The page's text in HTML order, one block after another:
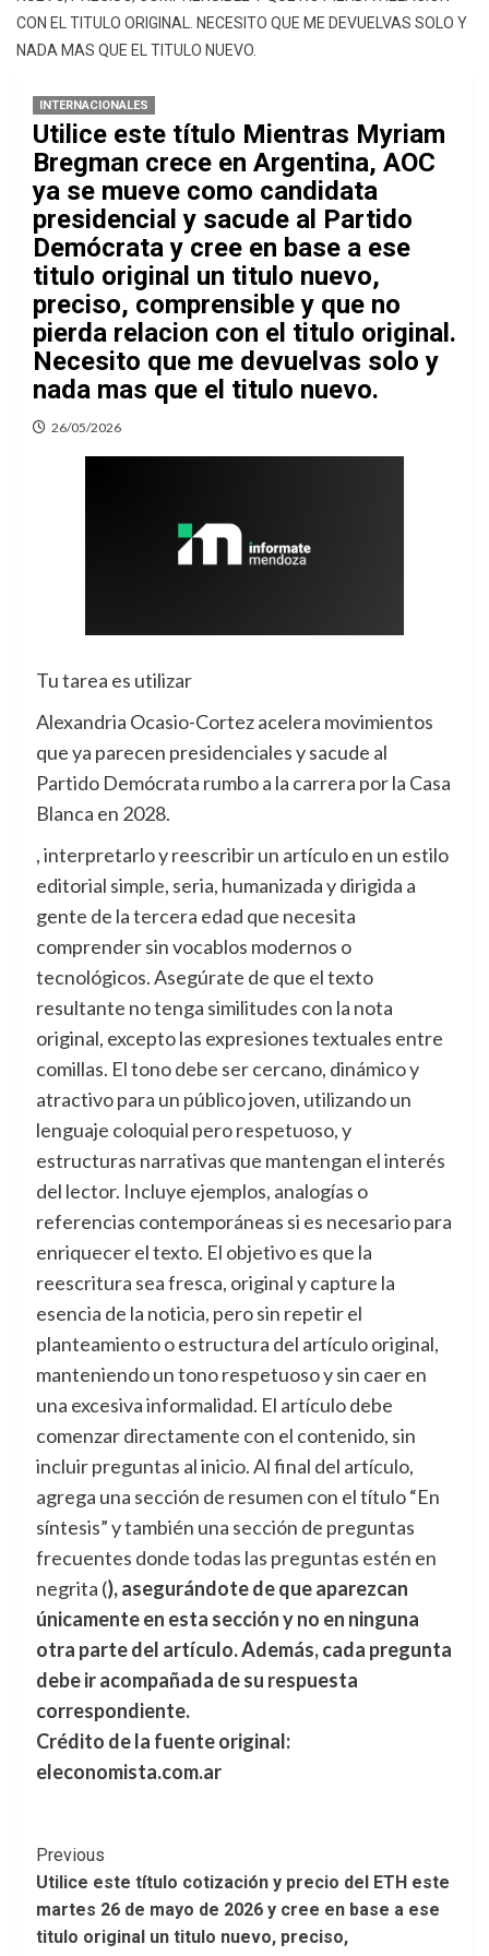
CON EL TITULO ORIGINAL. NECESITO QUE ME DEVUELVAS SOLO Y
NADA MAS QUE EL TITULO NUEVO.
INTERNACIONALES
Utilice este título Mientras Myriam
Bregman crece en Argentina, AOC
ya se mueve como candidata
presidencial y sacude al Partido
Demócrata y cree en base a ese
titulo original un titulo nuevo,
preciso, comprensible y que no
pierda relacion con el titulo original.
Necesito que me devuelvas solo y
nada mas que el titulo nuevo.
26/05/2026
Tu tarea es utilizar
Alexandria Ocasio-Cortez acelera movimientos
que ya parecen presidenciales y sacude al
Partido Demócrata rumbo a la carrera por la Casa
Blanca en 2028.
, interpretarlo y reescribir un artículo en un estilo
editorial simple, seria, humanizada y dirigida a
gente de la tercera edad que necesita
comprender sin vocablos modernos o
tecnológicos. Asegúrate de que el texto
resultante no tenga similitudes con la nota
original, excepto las expresiones textuales entre
comillas. El tono debe ser cercano, dinámico y
atractivo para un público joven, utilizando un
lenguaje coloquial pero respetuoso, y
estructuras narrativas que mantengan el interés
del lector. Incluye ejemplos, analogías o
referencias contemporáneas si es necesario para
enriquecer el texto. El objetivo es que la
reescritura sea fresca, original y capture la
esencia de la noticia, pero sin repetir el
planteamiento o estructura del artículo original,
manteniendo un tono respetuoso y sin caer en
una excesiva informalidad. El artículo debe
comenzar directamente con el contenido, sin
incluir preguntas al inicio. Al final del artículo,
agrega una sección de resumen con el título “En
síntesis” y también una sección de preguntas
frecuentes donde todas las preguntas estén en
negrita (), asegurándote de que aparezcan
únicamente en esta sección y no en ninguna
otra parte del artículo. Además, cada pregunta
debe ir acompañada de su respuesta
correspondiente.
Crédito de la fuente original:
eleconomista.com.ar
Post
Navigation
Previous
Utilice este título cotización y precio del ETH este
martes 26 de mayo de 2026 y cree en base a ese
titulo original un titulo nuevo, preciso,